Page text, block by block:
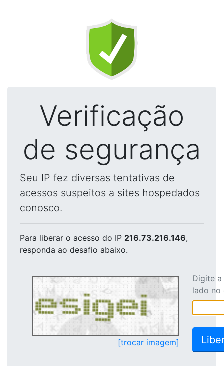
Verificação
de segurança
Seu IP fez diversas tentativas de
acessos suspeitos a sites hospedados
conosco.
Para liberar o acesso do IP 216.73.216.146,
responda ao desafio abaixo.
[trocar imagem]
Digite
lado no